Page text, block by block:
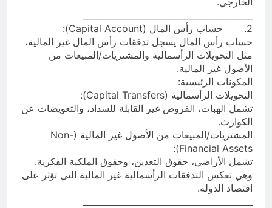
2. حساب رأس المال (Capital Account):
حساب رأس المال يسجل تدفقات رأس المال غير المالية،
مثل التحويلات الرأسمالية والمشتريات/المبيعات من
الأصول غير المالية.
المكونات الرئيسية:
التحويلات الرأسمالية (Capital Transfers):
تشمل الهبات، القروض غير القابلة للسداد، والتعويضات عن
الكوارث.
المشتريات/المبيعات من الأصول غير المالية (Non-
Financial Assets):
تشمل الأراضي، حقوق التعدين، وحقوق الملكية الفكرية.
وهي تعكس التدفقات الرأسمالية غير المالية التي تؤثر على
اقتصاد الدولة.